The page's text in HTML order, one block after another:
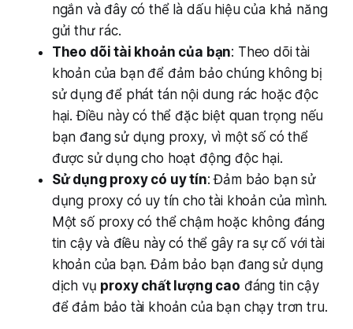
ngắn và đây có thể là dấu hiệu của khả năng
gửi thư rác.
Theo dõi tài khoản của bạn: Theo dõi tài
khoản của bạn để đảm bảo chúng không bị
sử dụng để phát tán nội dung rác hoặc độc
hại. Điều này có thể đặc biệt quan trọng nếu
bạn đang sử dụng proxy, vì một số có thể
được sử dụng cho hoạt động độc hại.
Sử dụng proxy có uy tín: Đảm bảo bạn sử
dụng proxy có uy tín cho tài khoản của mình.
Một số proxy có thể chậm hoặc không đáng
tin cậy và điều này có thể gây ra sự cố với tài
khoản của bạn. Đảm bảo bạn đang sử dụng
dịch vụ proxy chất lượng cao đáng tin cậy
để đảm bảo tài khoản của bạn chạy trơn tru.